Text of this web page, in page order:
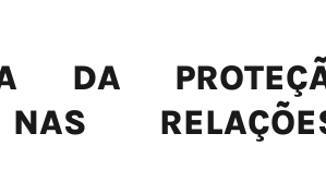
DA
NAS